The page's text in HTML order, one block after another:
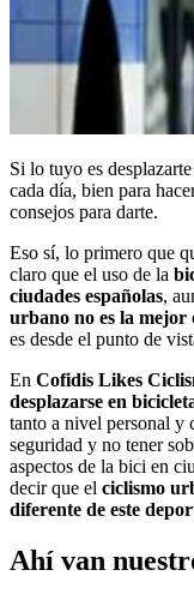
Si lo tuyo es
cada día, bien para
consejos para darte.
Eso sí, lo primero que
claro que el uso de la
ciudades españolas,
urbano no es la mejor
es desde el punto de
En Cofidis Likes
desplazarse en
tanto a nivel personal y
seguridad y no tener
aspectos de la bici en
decir que el ciclismo
diferente de este
Ahí van